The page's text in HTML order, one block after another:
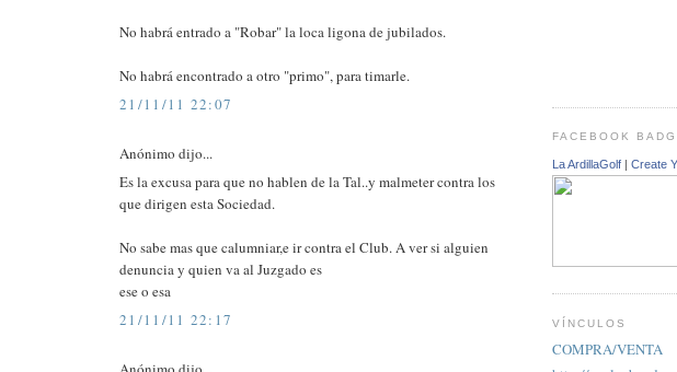
No habrá entrado a "Robar" la loca ligona de jubilados.
No habrá encontrado a otro "primo", para timarle.
21/11/11 22:07
Anónimo dijo...
Es la excusa para que no hablen de la Tal..y malmeter contra los
que dirigen esta Sociedad.
No sabe mas que calumniar,e ir contra el Club. A ver si alguien
denuncia y quien va al Juzgado es
ese o esa
21/11/11 22:17
FACEBOOK
La ArdillaGolf | Create
VÍNCULOS
COMPRA/VENTA